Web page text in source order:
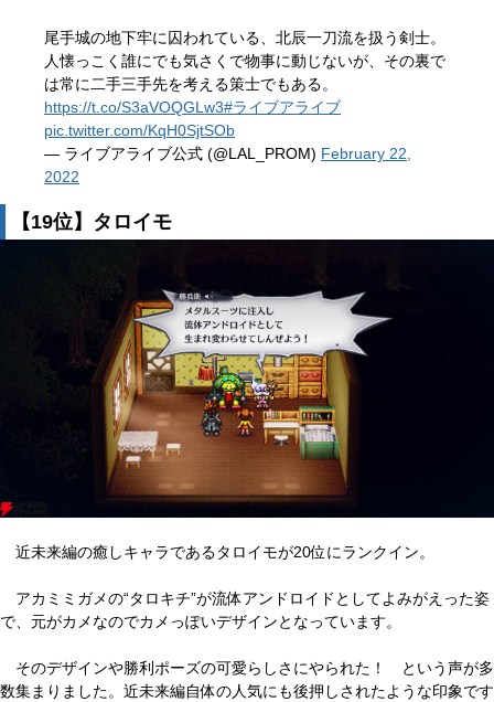
尾手城の地下牢に囚われている、北辰一刀流を扱う剣士。
人懐っこく誰にでも気さくで物事に動じないが、その裏で
は常に二手三手先を考える策士でもある。
https://t.co/S3aVOQGLw3#ライブアライブ
pic.twitter.com/KqH0SjtSOb
— ライブアライブ公式 (@LAL_PROM) February 22,
2022
【19位】タロイモ
近未来編の癒しキャラであるタロイモが20位にランクイン。
アカミミガメの“タロキチ”が流体アンドロイドとしてよみがえった姿
で、元がカメなのでカメっぽいデザインとなっています。
そのデザインや勝利ポーズの可愛らしさにやられた！ という声が多
数集まりました。近未来編自体の人気にも後押しされたような印象です